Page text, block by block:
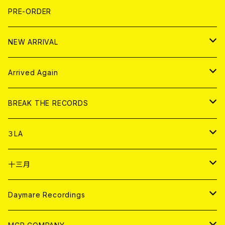
LP
HOOD
T-shirt
HOOD
BOLLOCKS
EL ZINE
写真集 (PHOTOBOOK)
CD
アナログ
アパレル
書籍
DIGITAL CONTENTS
PRE-ORDER
NEW ARRIVAL
CD
アナログ
Arrived Again
CD
アナログ
BREAK THE RECORDS
CD
ANALOG
アパレル
３LA
CD
ANALOG
十三月
CD
Daymare Recordings